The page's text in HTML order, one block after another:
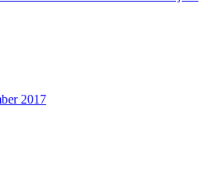
2017